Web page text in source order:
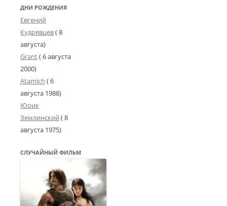
ДНИ РОЖДЕНИЯ
Евгений
Кудрявцев( 8
августа)
Grant(6 августа
2000)
Atamich (6
августа 1988)
Юрик
Землинский (8
августа 1975)
СЛУЧАЙНЫЙ ФИЛЬМ